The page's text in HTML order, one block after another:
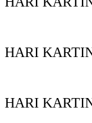
HARI
HARI